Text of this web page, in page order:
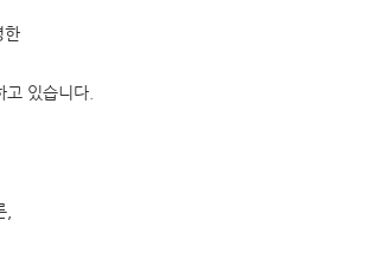
한
있습니다.
,